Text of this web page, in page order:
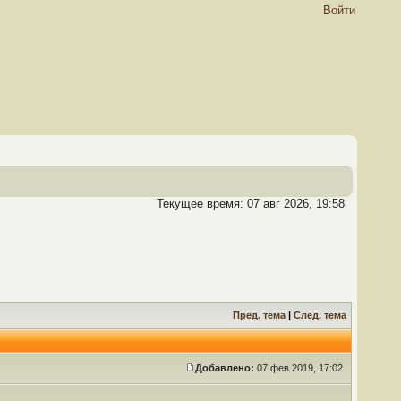
Войти
Текущее время: 07 авг 2026, 19:58
Пред. тема | След. тема
Добавлено: 07 фев 2019, 17:02